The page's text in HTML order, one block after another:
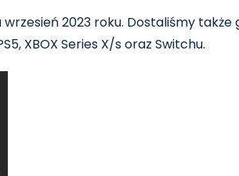
2023 roku. Dostaliśmy
XBOX Series X/s oraz Switchu.